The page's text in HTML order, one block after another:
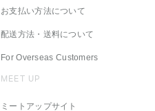
お支払い方法について
配送方法・送料について
For Overseas Customers
MEET UP
ミートアップサイト